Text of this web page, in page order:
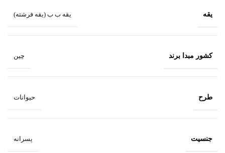
یقه یقه ب ب (یقه فرشته)
کشور مبدا برند چین
طرح حیوانات
جنسیت پسرانه